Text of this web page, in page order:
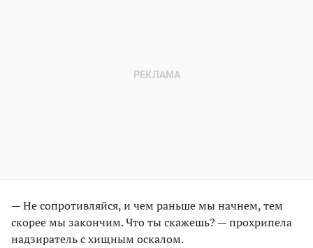
— Не сопротивляйся, и чем раньше мы начнем, тем
скорее мы закончим. Что ты скажешь? — прохрипела
надзиратель с хищным оскалом.